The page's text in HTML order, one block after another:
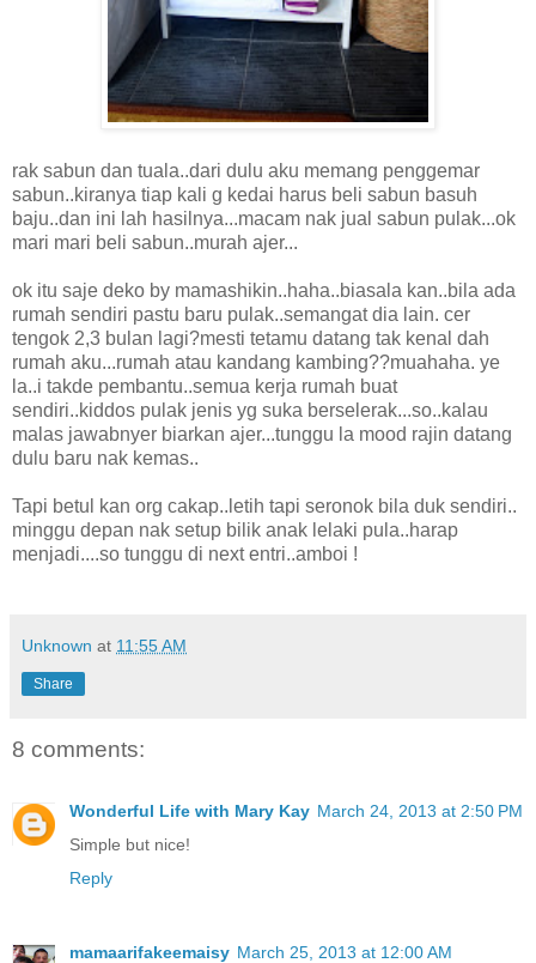
rak sabun dan tuala..dari dulu aku memang penggemar
sabun..kiranya tiap kali g kedai harus beli sabun basuh
baju..dan ini lah hasilnya...macam nak jual sabun pulak...ok
mari mari beli sabun..murah ajer...
ok itu saje deko by mamashikin..haha..biasala kan..bila ada
rumah sendiri pastu baru pulak..semangat dia lain. cer
tengok 2,3 bulan lagi?mesti tetamu datang tak kenal dah
rumah aku...rumah atau kandang kambing??muahaha. ye
la..i takde pembantu..semua kerja rumah buat
sendiri..kiddos pulak jenis yg suka berselerak...so..kalau
malas jawabnyer biarkan ajer...tunggu la mood rajin datang
dulu baru nak kemas..
Tapi betul kan org cakap..letih tapi seronok bila duk sendiri..
minggu depan nak setup bilik anak lelaki pula..harap
menjadi....so tunggu di next entri..amboi !
Unknown at 11:55 AM
Share
8 comments:
Wonderful Life with Mary Kay March 24, 2013 at 2:50 PM
Simple but nice!
Reply
mamaarifakeemaisy March 25, 2013 at 12:00 AM